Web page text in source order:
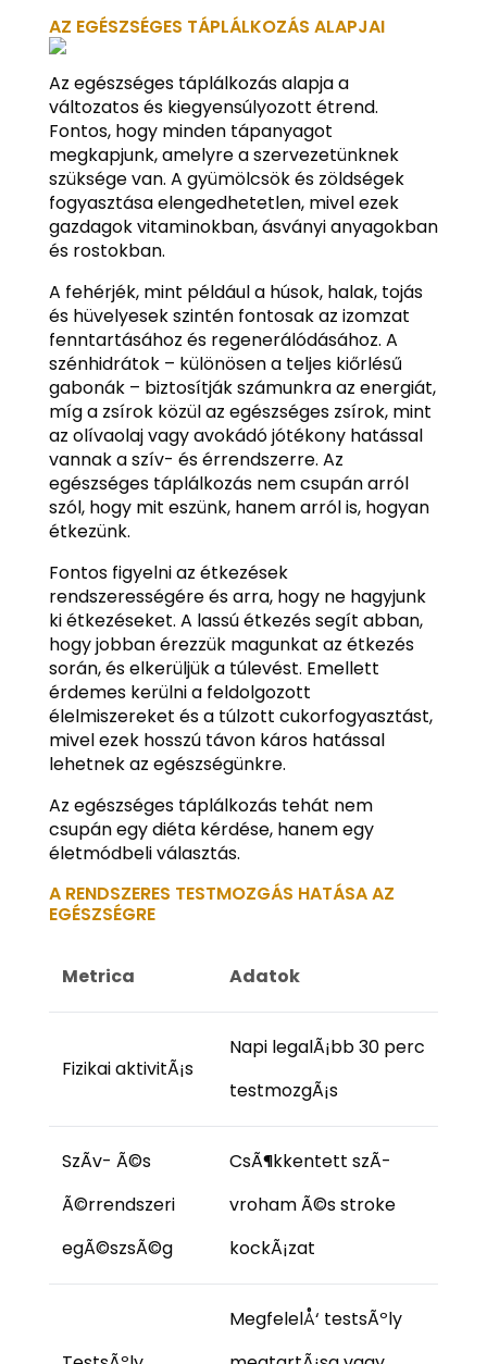
AZ EGÉSZSÉGES TÁPLÁLKOZÁS ALAPJAI
Az egészséges táplálkozás alapja a
változatos és kiegyensúlyozott étrend.
Fontos, hogy minden tápanyagot
megkapjunk, amelyre a szervezetünknek
szüksége van. A gyümölcsök és zöldségek
fogyasztása elengedhetetlen, mivel ezek
gazdagok vitaminokban, ásványi anyagokban
és rostokban.
A fehérjék, mint például a húsok, halak, tojás
és hüvelyesek szintén fontosak az izomzat
fenntartásához és regenerálódásához. A
szénhidrátok – különösen a teljes kiőrlésű
gabonák – biztosítják számunkra az energiát,
míg a zsírok közül az egészséges zsírok, mint
az olívaolaj vagy avokádó jótékony hatással
vannak a szív- és érrendszerre. Az
egészséges táplálkozás nem csupán arról
szól, hogy mit eszünk, hanem arról is, hogyan
étkezünk.
Fontos figyelni az étkezések
rendszerességére és arra, hogy ne hagyjunk
ki étkezéseket. A lassú étkezés segít abban,
hogy jobban érezzük magunkat az étkezés
során, és elkerüljük a túlevést. Emellett
érdemes kerülni a feldolgozott
élelmiszereket és a túlzott cukorfogyasztást,
mivel ezek hosszú távon káros hatással
lehetnek az egészségünkre.
Az egészséges táplálkozás tehát nem
csupán egy diéta kérdése, hanem egy
életmódbeli választás.
A RENDSZERES TESTMOZGÁS HATÁSA AZ
EGÉSZSÉGRE
Metrica Adatok
Fizikai aktivitÃ¡s
Napi legalÃ¡bb 30 perc
testmozgÃ¡s
SzÃ­v- Ã©s
Ã©rrendszeri
egÃ©szsÃ©g
CsÃ¶kkentett szÃ­
vroham Ã©s stroke
kockÃ¡zat
MegfelelÅ‘ testsÃºly